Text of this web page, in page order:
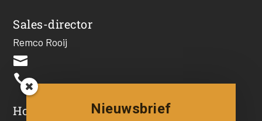
Sales-director
Remco Rooij


HoofdredacteurNieuwsbrief